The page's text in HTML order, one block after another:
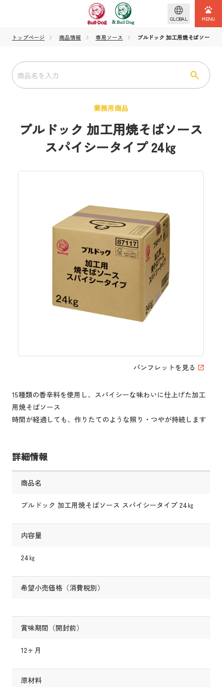
GLOBAL
トップページ 商品情報 専用ソース ブルドック 加工用焼そばソース
業務用商品
ブルドック 加工用焼そばソース
スパイシータイプ 24㎏
パンフレットを見る
15種類の香辛料を使用し、スパイシーな味わいに仕上げた加工
用焼そばソース
時間が経過しても、作りたてのような照り・つやが持続します
詳細情報
商品名
ブルドック 加工用焼そばソース スパイシータイプ 24㎏
内容量
24㎏
希望小売価格（消費税別）
賞味期間（開封前）
12ヶ月
原材料